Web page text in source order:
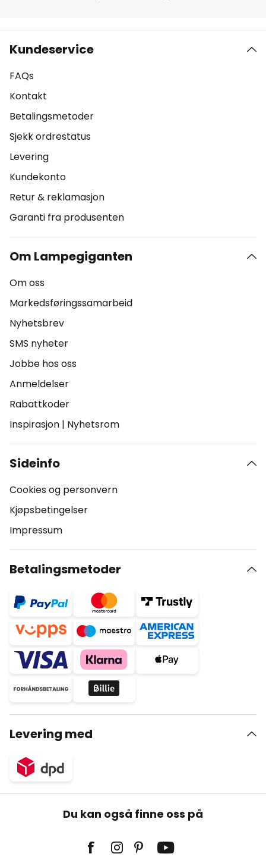
Kundeservice
FAQs
Kontakt
Betalingsmetoder
Sjekk ordrestatus
Levering
Kundekonto
Retur & reklamasjon
Garanti fra produsenten
Om Lampegiganten
Om oss
Markedsføringssamarbeid
Nyhetsbrev
SMS nyheter
Jobbe hos oss
Anmeldelser
Rabattkoder
Inspirasjon | Nyhetsrom
Sideinfo
Cookies og personvern
Kjøpsbetingelser
Impressum
Betalingsmetoder
Levering med
Du kan også finne oss på